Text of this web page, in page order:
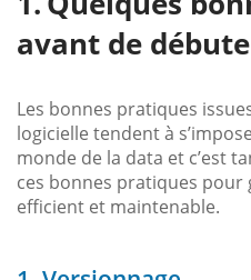
avant de
Les bonnes pratiques
logicielle tendent à
monde de la data et c’est
ces bonnes pratiques
efficient et maintenable.